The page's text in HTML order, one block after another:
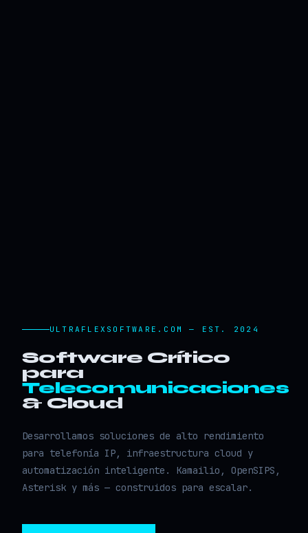
ULTRAFLEXSOFTWARE.COM — EST. 2024
Software Crítico
para
Telecomunicaciones
& Cloud
Desarrollamos soluciones de alto rendimiento
para telefonía IP, infraestructura cloud y
automatización inteligente. Kamailio, OpenSIPS,
Asterisk y más — construidos para escalar.